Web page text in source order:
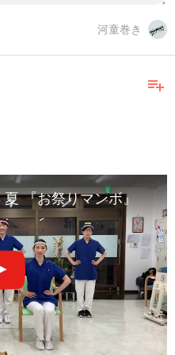
河童巻き
playlist_add
『お祭りマンボ』